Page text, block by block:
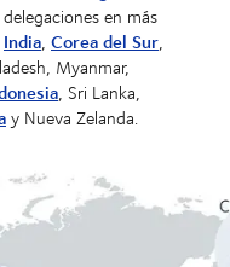
en más
India, Corea del Sur,
Myanmar,
, Sri Lanka,
y Nueva Zelanda.